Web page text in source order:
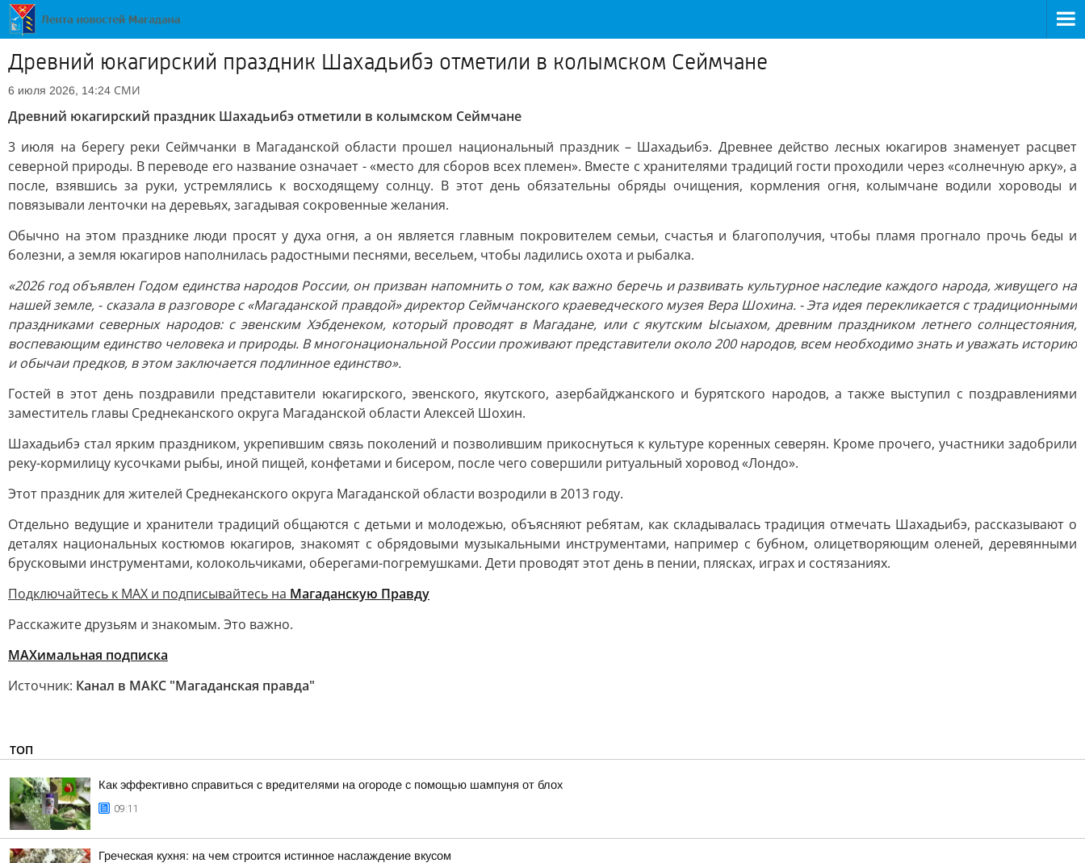
Древний юкагирский праздник Шахадьибэ отметили в колымском Сеймчане
6 июля 2026, 14:24 СМИ
Древний юкагирский праздник Шахадьибэ отметили в колымском Сеймчане
3 июля на берегу реки Сеймчанки в Магаданской области прошел национальный праздник – Шахадьибэ. Древнее действо лесных юкагиров знаменует расцвет
северной природы. В переводе его название означает - «место для сборов всех племен». Вместе с хранителями традиций гости проходили через «солнечную арку», а
после, взявшись за руки, устремлялись к восходящему солнцу. В этот день обязательны обряды очищения, кормления огня, колымчане водили хороводы и
повязывали ленточки на деревьях, загадывая сокровенные желания.
Обычно на этом празднике люди просят у духа огня, а он является главным покровителем семьи, счастья и благополучия, чтобы пламя прогнало прочь беды и
болезни, а земля юкагиров наполнилась радостными песнями, весельем, чтобы ладились охота и рыбалка.
«2026 год объявлен Годом единства народов России, он призван напомнить о том, как важно беречь и развивать культурное наследие каждого народа, живущего на
нашей земле, - сказала в разговоре с «Магаданской правдой» директор Сеймчанского краеведческого музея Вера Шохина. - Эта идея перекликается с традиционными
праздниками северных народов: с эвенским Хэбденеком, который проводят в Магадане, или с якутским Ысыахом, древним праздником летнего солнцестояния,
воспевающим единство человека и природы. В многонациональной России проживают представители около 200 народов, всем необходимо знать и уважать историю
и обычаи предков, в этом заключается подлинное единство».
Гостей в этот день поздравили представители юкагирского, эвенского, якутского, азербайджанского и бурятского народов, а также выступил с поздравлениями
заместитель главы Среднеканского округа Магаданской области Алексей Шохин.
Шахадьибэ стал ярким праздником, укрепившим связь поколений и позволившим прикоснуться к культуре коренных северян. Кроме прочего, участники задобрили
реку-кормилицу кусочками рыбы, иной пищей, конфетами и бисером, после чего совершили ритуальный хоровод «Лондо».
Этот праздник для жителей Среднеканского округа Магаданской области возродили в 2013 году.
Отдельно ведущие и хранители традиций общаются с детьми и молодежью, объясняют ребятам, как складывалась традиция отмечать Шахадьибэ, рассказывают о
деталях национальных костюмов юкагиров, знакомят с обрядовыми музыкальными инструментами, например с бубном, олицетворяющим оленей, деревянными
брусковыми инструментами, колокольчиками, оберегами-погремушками. Дети проводят этот день в пении, плясках, играх и состязаниях.
Подключайтесь к MAX и подписывайтесь на Магаданскую Правду
Расскажите друзьям и знакомым. Это важно.
МАХимальная подписка
Источник: Канал в МАКС "Магаданская правда"
ТОП
Как эффективно справиться с вредителями на огороде с помощью шампуня от блох
09:11
Греческая кухня: на чем строится истинное наслаждение вкусом